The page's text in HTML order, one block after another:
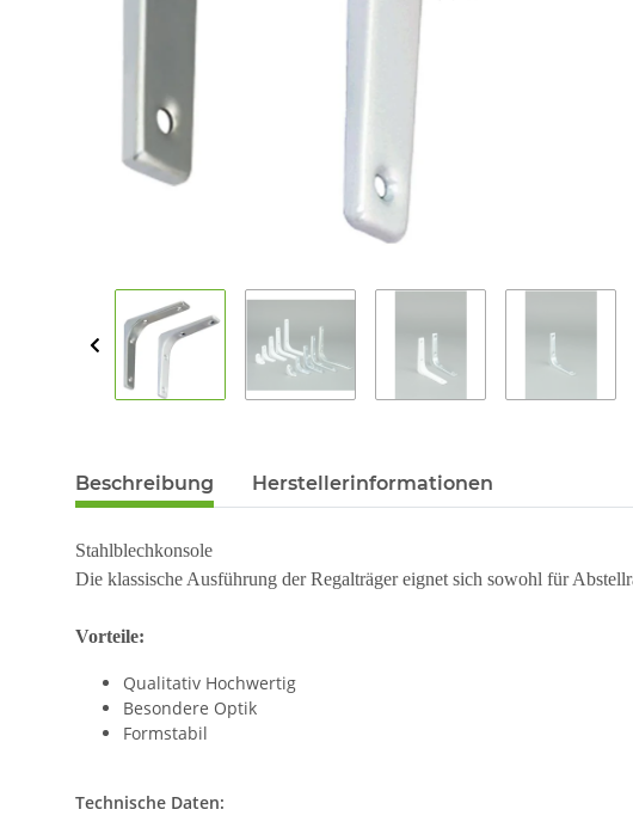
Beschreibung Herstellerinformationen
Stahlblechkonsole
Die klassische Ausführung der Regalträger eignet sich sowohl für
Vorteile:
Qualitativ Hochwertig
Besondere Optik
Formstabil
Technische Daten: